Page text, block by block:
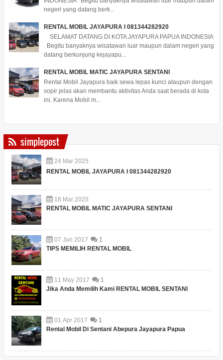
negeri yang datang berk...
RENTAL MOBIL JAYAPURA I 081344282920
SELAMAT DATANG DI KOTA JAYAPURA PAPUA INDONESIA
Begitu banyaknya wisatawan luar maupun dalam negeri yang
datang berkunjung kejayapu...
RENTAL MOBIL MATIC JAYAPURA SENTANI
Rental Mobil Jayapura baik sewa lepas kunci ataupun dengan
sopir jelas akan membantu aktivitas Anda saat berada di kota
ini. Karena Mobil m...
simplepost
24 Mar 2025
RENTAL MOBIL JAYAPURA I 081344282920
18 Mar 2025
RENTAL MOBIL MATIC JAYAPURA SENTANI
07 Jun 2017
1
TIPS MEMILIH RENTAL MOBIL
11 May 2017
1
Jika Anda Memilih Kami RENTAL MOBIL SENTANI
01 Apr 2017
1
Rental Mobil Di Sentani Abepura Jayapura Papua